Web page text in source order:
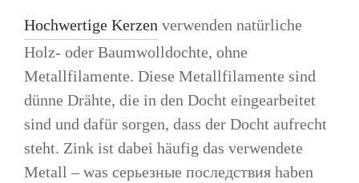
Hochwertige Kerzen verwenden natürliche
Holz- oder Baumwolldochte, ohne
Metallfilamente. Diese Metallfilamente sind
dünne Drähte, die in den Docht eingearbeitet
sind und dafür sorgen, dass der Docht aufrecht
steht. Zink ist dabei häufig das verwendete
Metall – was серьезные последствия haben